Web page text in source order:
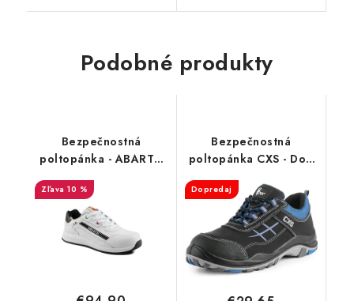
Podobné produkty
Bezpečnostná
poltopánka - ABARTH
595 S1 - biela
AB0001WH
10 %
Bezpečnostná
poltopánka CXS - Dog
Setter S3
Dopredaj